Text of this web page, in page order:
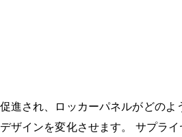
され、ロッカーパネルがどの
ザインを変化させます。 サプラ